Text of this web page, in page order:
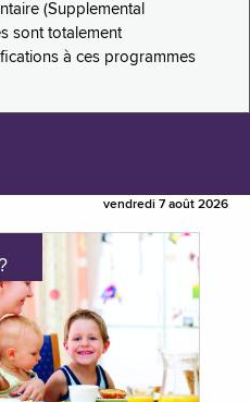
(Supplemental
sont totalement
à ces programmes
vendredi 7 août 2026